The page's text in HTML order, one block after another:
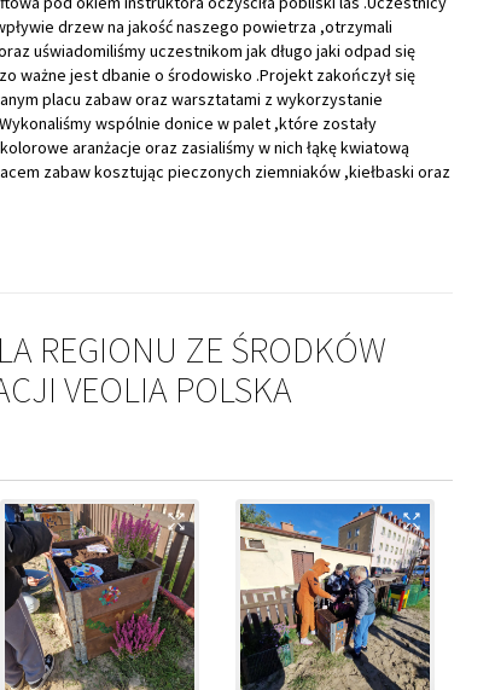
drzew na jakość naszego powietrza ,otrzymali
uświadomiliśmy uczestnikom jak długo jaki odpad się
ważne jest dbanie o środowisko .Projekt zakończył się
placu zabaw oraz warsztatami z wykorzystanie
wspólnie donice w palet ,które zostały
aranżacje oraz zasialiśmy w nich łąkę kwiatową
zabaw kosztując pieczonych ziemniaków ,kiełbaski oraz
REGIONU ZE ŚRODKÓW
VEOLIA POLSKA